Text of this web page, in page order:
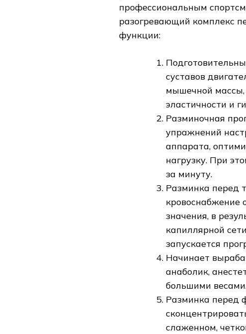
профессиональным
разогревающий комплекс
функции:
суставов
мышечной массы,
эластичности и
Разминочная
упражнений
аппарата,
нагрузку. При
за минуту.
Разминка перед
кровоснабжение
значения, в
капиллярной
запускается
Начинает
анаболик,
большими
Разминка перед
слаженном,